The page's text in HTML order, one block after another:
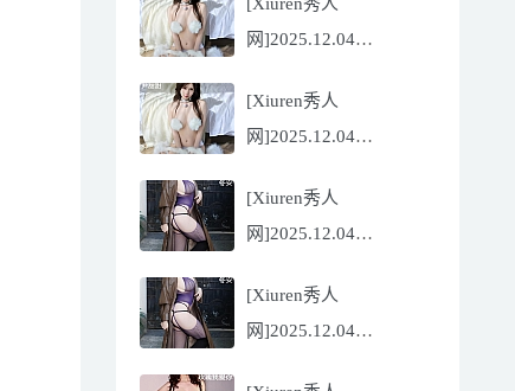
Flora[81P/832.27MB]
网]2025.12.04
[56P/602.69MB]
[Xiuren秀人
网]2025.12.04
[56P/602.69MB]
[Xiuren秀人
网]2025.12.04
[71P/960.78MB]
[Xiuren秀人
网]2025.12.04